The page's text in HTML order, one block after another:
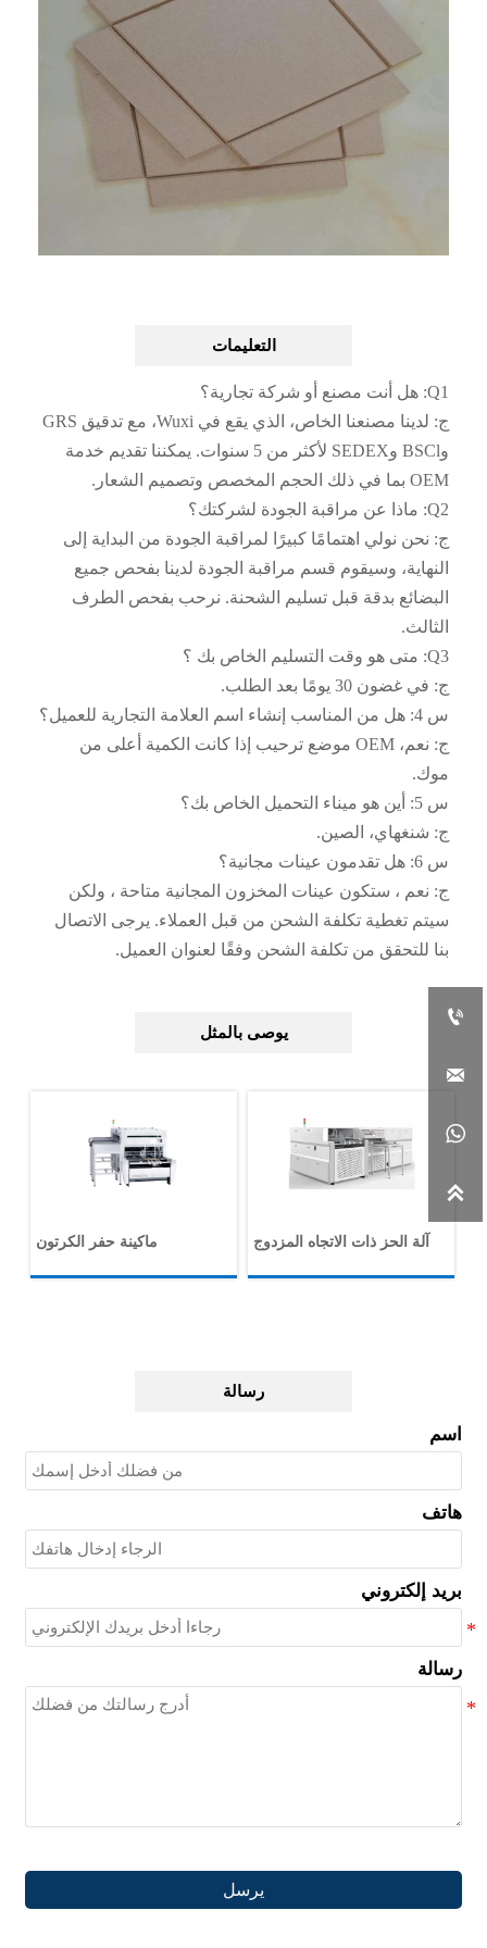
التعليمات
Q1: هل أنت مصنع أو شركة تجارية؟
ج: لدينا مصنعنا الخاص، الذي يقع في Wuxi، مع تدقيق GRS
وBSCl وSEDEX لأكثر من 5 سنوات. يمكننا تقديم خدمة
OEM بما في ذلك الحجم المخصص وتصميم الشعار.
Q2: ماذا عن مراقبة الجودة لشركتك؟
ج: نحن نولي اهتمامًا كبيرًا لمراقبة الجودة من البداية إلى
النهاية، وسيقوم قسم مراقبة الجودة لدينا بفحص جميع
البضائع بدقة قبل تسليم الشحنة. نرحب بفحص الطرف
الثالث.
Q3: متى هو وقت التسليم الخاص بك ؟
ج: في غضون 30 يومًا بعد الطلب.
س 4: هل من المناسب إنشاء اسم العلامة التجارية للعميل؟
ج: نعم، OEM موضع ترحيب إذا كانت الكمية أعلى من
موك.
س 5: أين هو ميناء التحميل الخاص بك؟
ج: شنغهاي، الصين.
س 6: هل تقدمون عينات مجانية؟
ج: نعم ، ستكون عينات المخزون المجانية متاحة ، ولكن
سيتم تغطية تكلفة الشحن من قبل العملاء. يرجى الاتصال
بنا للتحقق من تكلفة الشحن وفقًا لعنوان العميل.
يوصى بالمثل
ماكينة حفر الكرتون آلة الحز ذات الاتجاه المزدوج
رسالة
اسم
هاتف
بريد إلكتروني
رسالة
يرسل



